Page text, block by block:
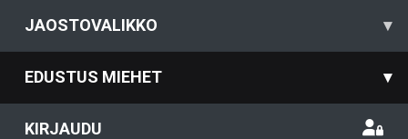
JAOSTOVALIKKO ▾
EDUSTUS MIEHET ▾
KIRJAUDU